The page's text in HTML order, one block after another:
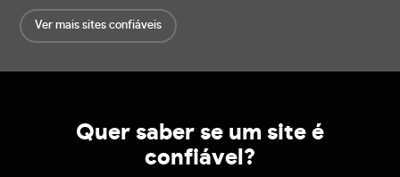
Ver mais sites confiáveis
Quer saber se um site é
confiável?